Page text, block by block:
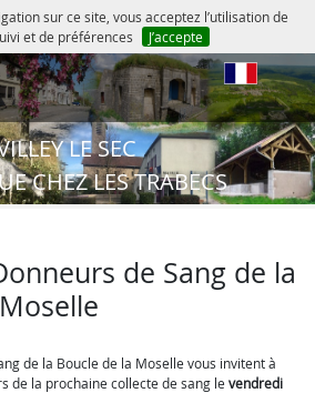
sur ce site, vous acceptez l’utilisation de
et de préférences
J’accepte
LE SEC
CHEZ LES TRABECS
de Sang de la
de la Boucle de la Moselle vous invitent à
de la prochaine collecte de sang le vendredi